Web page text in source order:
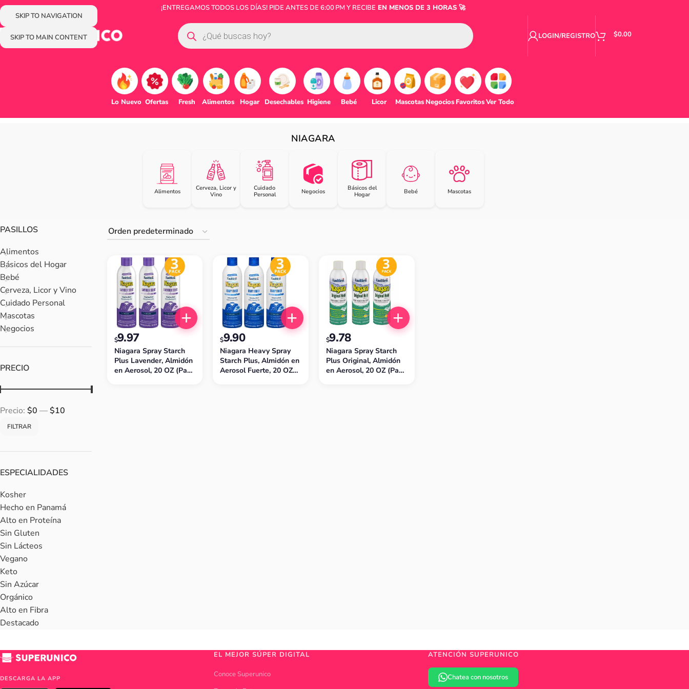
SKIP TO NAVIGATION
SKIP TO MAIN CONTENT
¡ENTREGAMOS TODOS LOS DÍAS! PIDE ANTES DE 6:00 PM Y RECIBE EN MENOS DE 3 HORAS 🚀
LOGIN/REGISTRO $0.00
Lo Nuevo Ofertas Fresh Alimentos Hogar Desechables Higiene Bebé Licor Mascotas Negocios FavoritosVer Todo
NIAGARA
Alimentos
Cerveza, Licor y
Vino
Cuidado
Personal
Negocios
Básicos del
Hogar
Bebé Mascotas
PASILLOS
Alimentos
Básicos del Hogar
Bebé
Cerveza, Licor y Vino
Cuidado Personal
Mascotas
Negocios
PRECIO
FILTRAR
Precio: $0 —$10
ESPECIALIDADES
Kosher
Hecho en Panamá
Alto en Proteína
Sin Gluten
Sin Lácteos
Vegano
Keto
Sin Azúcar
Orgánico
Alto en Fibra
Destacado
Niagara Spray Starch
Plus Lavender, Almidón
en Aerosol, 20 OZ (Pack
$9.97
Niagara Heavy Spray
Starch Plus, Almidón en
Aerosol Fuerte, 20 OZ
$9.90
Niagara Spray Starch
Plus Original, Almidón
en Aerosol, 20 OZ (Pack
$9.78
DESCARGA LA APP
EL MEJOR SÚPER DIGITAL
Conoce Superunico
ATENCIÓN SUPERUNICO
Chatea con nosotros